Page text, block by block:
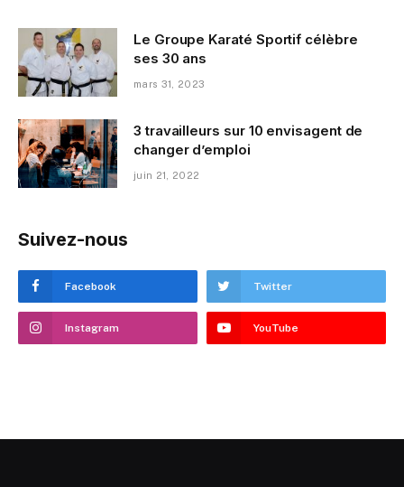
Le Groupe Karaté Sportif célèbre
ses 30 ans
mars 31, 2023
3 travailleurs sur 10 envisagent de
changer d’emploi
juin 21, 2022
Suivez-nous
Facebook Twitter
Instagram YouTube